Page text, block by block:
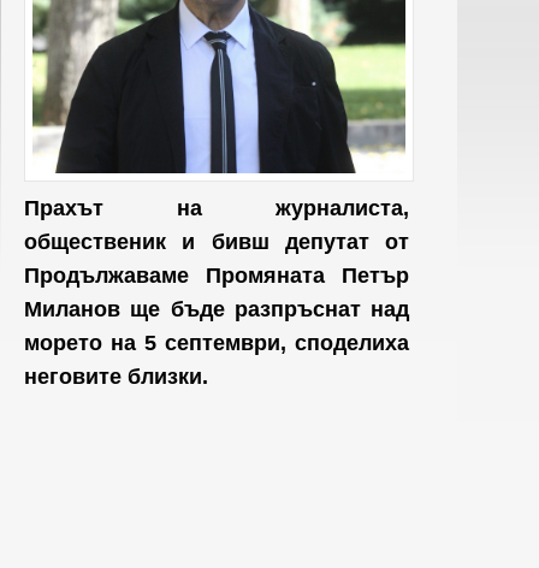
Прахът на журналиста,
общественик и бивш депутат от
Продължаваме Промяната Петър
Миланов ще бъде разпръснат над
морето на 5 септември, споделиха
неговите близки.